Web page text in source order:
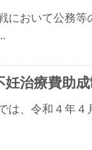
において公務等
妊治療費助
は、令和４年